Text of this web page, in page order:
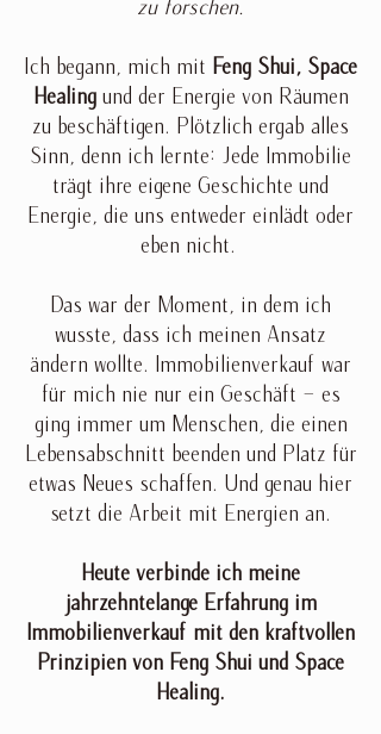
zu forschen.
Ich begann, mich mit Feng Shui, Space
Healingund der Energie von Räumen
zu beschäftigen. Plötzlich ergab alles
Sinn, denn ich lernte: Jede Immobilie
trägt ihre eigene Geschichte und
Energie, die uns entweder einlädt oder
eben nicht.
Das war der Moment, in dem ich
wusste, dass ich meinen Ansatz
ändern wollte. Immobilienverkauf war
für mich nie nur ein Geschäft – es
ging immer um Menschen, die einen
Lebensabschnitt beenden und Platz für
etwas Neues schaffen. Und genau hier
setzt die Arbeit mit Energien an.
Heute verbinde ich meine
jahrzehntelange Erfahrung im
Immobilienverkauf mit den kraftvollen
Prinzipien von Feng Shui und Space
Healing.